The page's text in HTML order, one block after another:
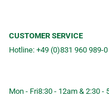
CUSTOMER SERVICE
Hotline: +49 (0)831 960 989-0
Mon - Fri8:30 - 12am & 2:30 -